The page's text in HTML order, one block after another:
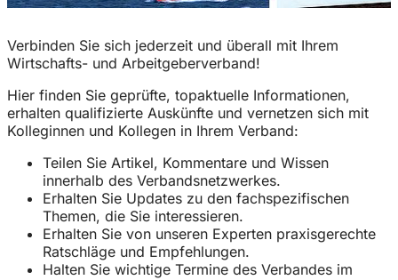
Verbinden Sie sich jederzeit und überall mit Ihrem
Wirtschafts- und Arbeitgeberverband!
Hier finden Sie geprüfte, topaktuelle Informationen,
erhalten qualifizierte Auskünfte und vernetzen sich mit
Kolleginnen und Kollegen in Ihrem Verband:
Teilen Sie Artikel, Kommentare und Wissen
innerhalb des Verbandsnetzwerkes.
Erhalten Sie Updates zu den fachspezifischen
Themen, die Sie interessieren.
Erhalten Sie von unseren Experten praxisgerechte
Ratschläge und Empfehlungen.
Halten Sie wichtige Termine des Verbandes im